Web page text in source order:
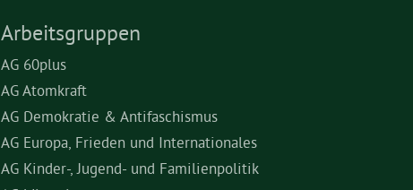
Arbeitsgruppen
AG 60plus
AG Atomkraft
AG Demokratie & Antifaschismus
AG Europa, Frieden und Internationales
AG Kinder-, Jugend- und Familienpolitik